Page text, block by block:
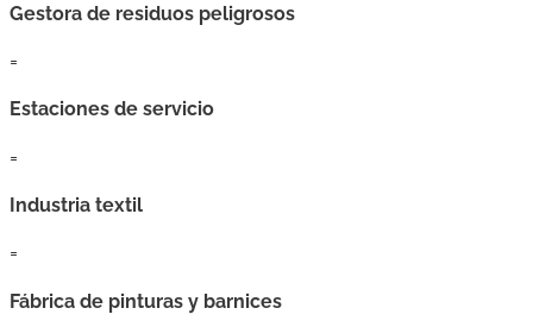
Gestora de residuos peligrosos
=
Estaciones de servicio
=
Industria textil
=
Fábrica de pinturas y barnices